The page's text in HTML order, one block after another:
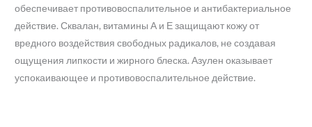
обеспечивает противовоспалительное и антибактериальное
действие. Сквалан, витамины А и Е защищают кожу от
вредного воздействия свободных радикалов, не создавая
ощущения липкости и жирного блеска. Азулен оказывает
успокаивающее и противовоспалительное действие.